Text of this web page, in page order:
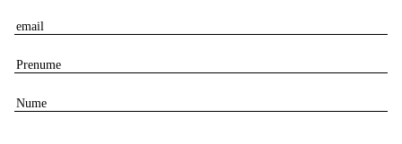
E
a
i
P
eN